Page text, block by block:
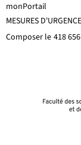
MESURES D'URGENCE
Composer le 418
monPortail